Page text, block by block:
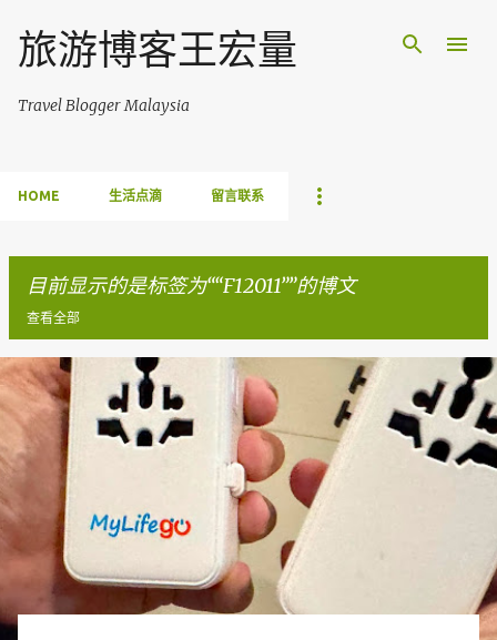
跳至主要内容
旅游博客王宏量
Travel Blogger Malaysia
HOME 生活点滴 留言联系
目前显示的是标签为“ F12011 ”的博文
查看全部
博
文